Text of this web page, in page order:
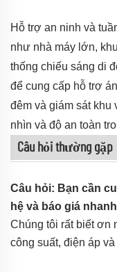
Hỗ trợ an ninh và
như nhà máy lớn,
thống chiếu sáng di
để cung cấp hỗ trợ
đêm và giám sát khu
nhìn và độ an toàn
Câu hỏi thường gặp
Câu hỏi: Bạn cần
hệ và báo giá
Chúng tôi rất biết ơn
công suất, điện áp